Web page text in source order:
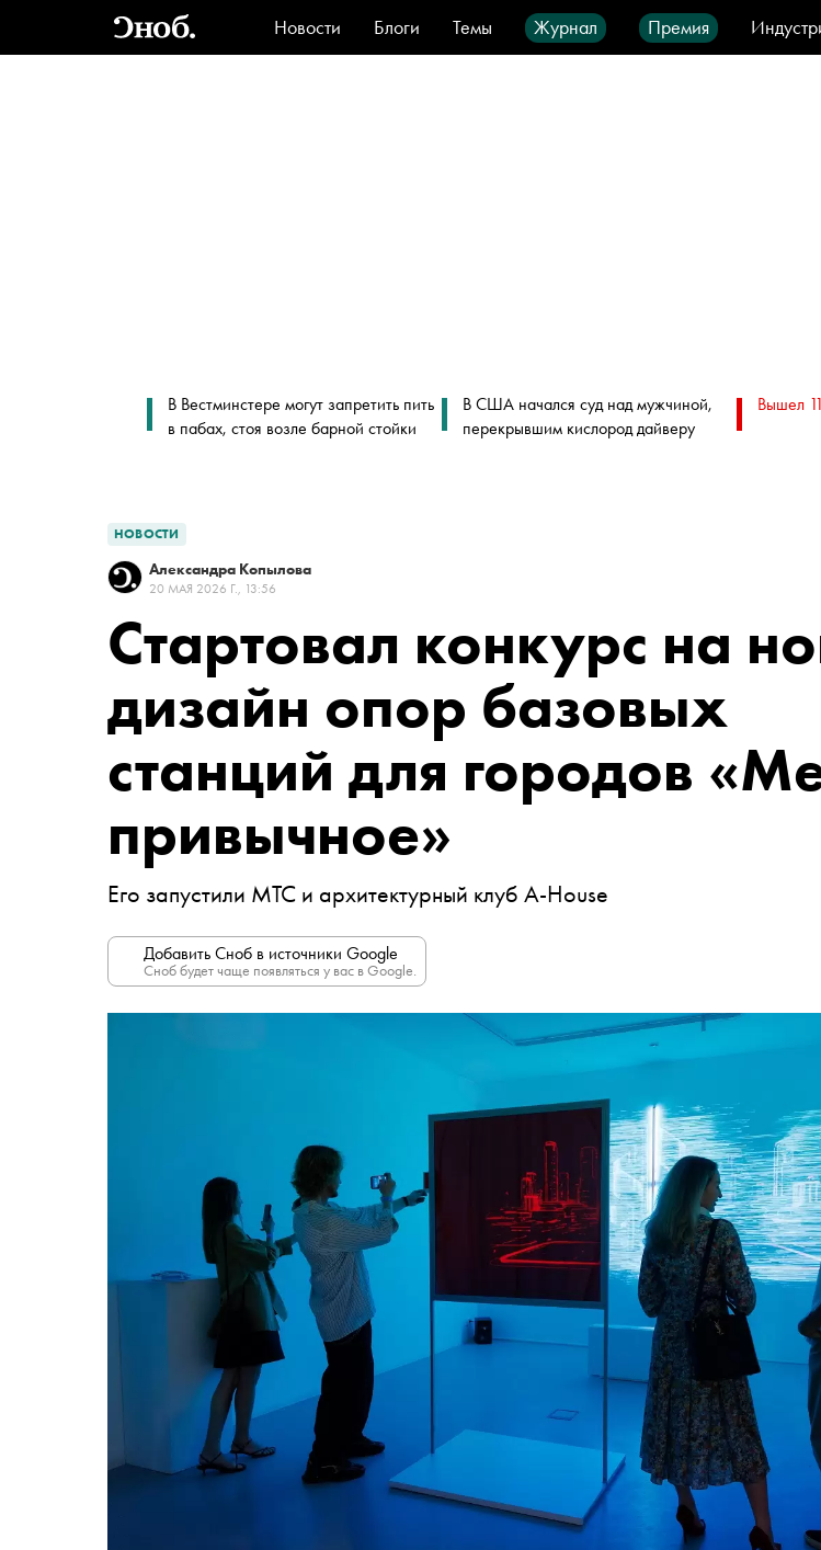
Новости Блоги Темы Журнал Премия
Стиль
Видео Город IT-продукты
В Вестминстере могут запретить пить
в пабах, стоя возле барной стойки
В США начался суд над мужчиной,
перекрывшим кислород дайверу
Вышел
НОВОСТИ
Александра Копылова
20 МАЯ 2026 Г., 13:56
Стартовал конкурс на
дизайн опор базовых
станций для городов
привычное»
Его запустили МТС и архитектурный клуб A-House
Добавить Сноб в источники Google
Сноб будет чаще появляться у вас в Google.